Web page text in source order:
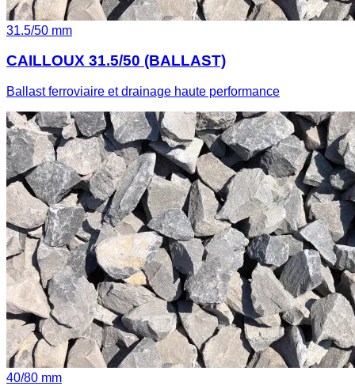
31.5/50 mm
CAILLOUX 31.5/50 (BALLAST)
Ballast ferroviaire et drainage haute performance
40/80 mm